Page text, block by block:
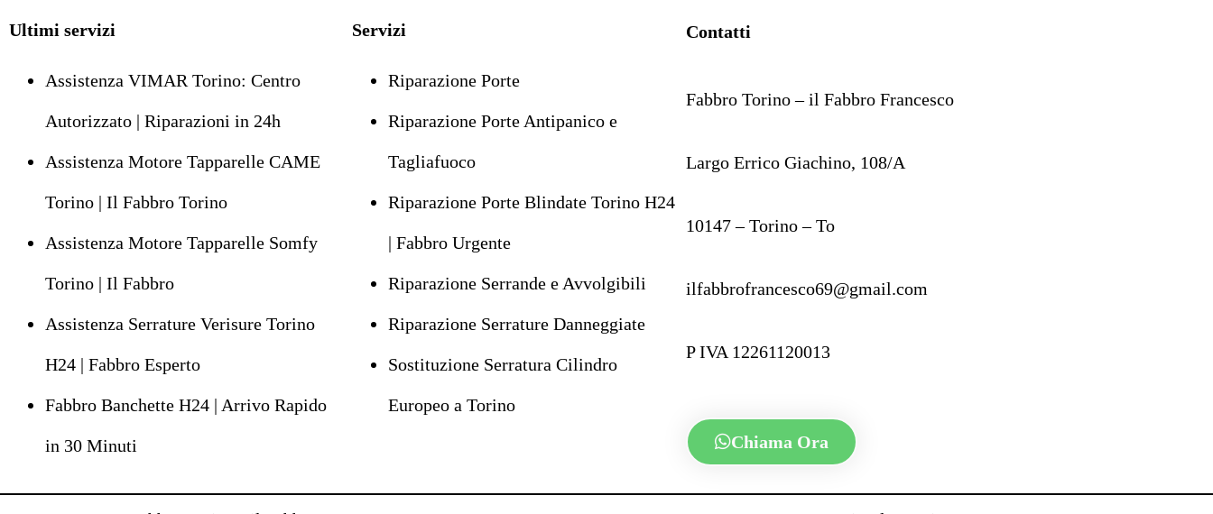
Ultimi servizi
Assistenza VIMAR Torino: Centro
Autorizzato | Riparazioni in 24h
Assistenza Motore Tapparelle CAME
Torino | Il Fabbro Torino
Assistenza Motore Tapparelle Somfy
Torino | Il Fabbro
Assistenza Serrature Verisure Torino
H24 | Fabbro Esperto
Fabbro Banchette H24 | Arrivo Rapido
in 30 Minuti
Servizi
Riparazione Porte
Riparazione Porte Antipanico e
Tagliafuoco
Riparazione Porte Blindate Torino H24
| Fabbro Urgente
Riparazione Serrande e Avvolgibili
Riparazione Serrature Danneggiate
Sostituzione Serratura Cilindro
Europeo a Torino
Contatti
Fabbro Torino – il Fabbro Francesco
Largo Errico Giachino, 108/A
10147 – Torino – To
ilfabbrofrancesco69@gmail.com
P IVA 12261120013
Chiama Ora